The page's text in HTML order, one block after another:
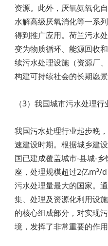
资源。此外，厌氧氨氧化
水解高级厌氧消化等一系
得到推广应用。荷兰污水
变为物质循环、能源回收
续污水处理设施（资源厂
构建可持续社会的长期愿景
（3）我国城市污水处理
我国污水处理行业起步晚
速建设时期。根据城乡建
国已建成覆盖城市-县城-
座，处理规模超过2亿m³/
污水处理量最大的国家。
集、处理及资源化利用设
的核心组成部分，对实现
境，发挥了非常重要的作用